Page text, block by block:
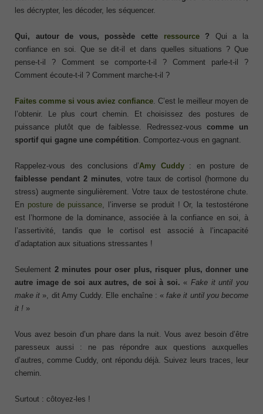
les décrypter, les décoder, les séquencer.
Qui, autour de vous, possède cette ressource? Qui a la
confiance en soi. Que se dit-il et dans quelles situations ? Que
pense-t-il ? Comment se comporte-t-il ? Comment parle-t-il ?
Comment écoute-t-il ? Comment marche-t-il ?
Faites comme si vous aviez confiance . C’est le meilleur moyen de
l’obtenir. Le plus court chemin. Et choisissez des postures de
puissance plutôt que de faiblesse. Redressez-vouscomme un
sportif qui gagne une compétition . Comportez-vous en gagnant.
Rappelez-vous des conclusions d’Amy Cuddy
: en posture de
faiblesse pendant 2 minutes , votre taux de cortisol (hormone du
stress) augmente singulièrement. Votre taux de testostérone chute.
En posture de puissance , l’inverse se produit ! Or, la testostérone
est l’hormone de la dominance, associée à la confiance en soi, à
l’assertivité, tandis que le cortisol est associé à l’incapacité
d’adaptation aux situations stressantes !
Seulement 2 minutes pour oser plus, risquer plus, donner une
autre image de soi aux autres, de soi à soi. «Fake it until you
make it », dit Amy Cuddy. Elle enchaîne : « fake it until you become
it ! »
Vous avez besoin d’un phare dans la nuit. Vous avez besoin d’être
paresseux aussi : ne pas répondre aux questions auxquelles
d’autres, comme Cuddy, ont répondu déjà. Suivez leurs traces, leur
chemin.
Surtout : côtoyez-les !